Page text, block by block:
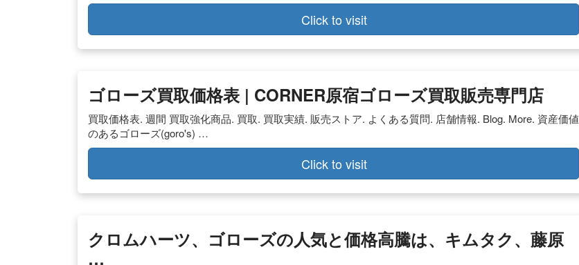
Click to visit
ゴローズ買取価格表 | CORNER原宿ゴローズ買取販売専門店
買取価格表. 週間 買取強化商品. 買取. 買取実績. 販売ストア. よくある質問. 店舗情報. Blog. More. 資産価値
のあるゴローズ(goro's) …
Click to visit
クロムハーツ、ゴローズの人気と価格高騰は、キムタク、藤原
…